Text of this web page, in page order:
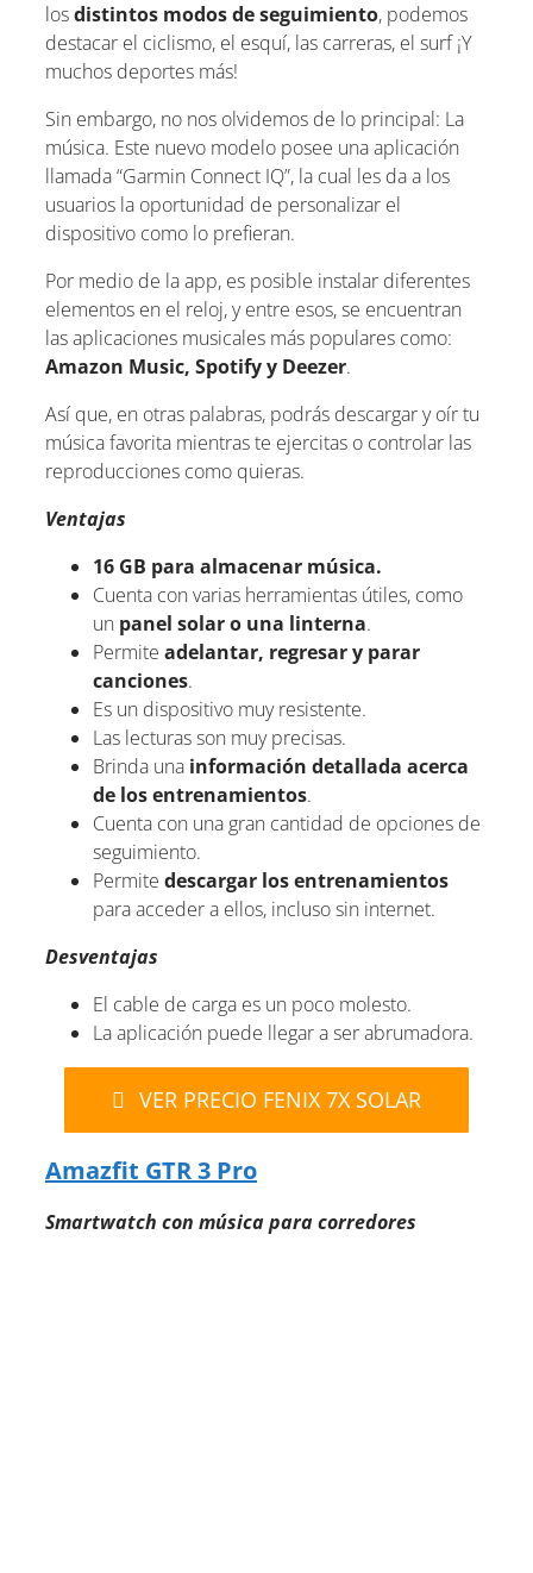
losdistintos modos de seguimiento, podemos
destacar el ciclismo, el esquí, las carreras, el surf ¡Y
muchos deportes más!
Sin embargo, no nos olvidemos de lo principal: La
música. Este nuevo modelo posee una aplicación
llamada “Garmin Connect IQ”, la cual les da a los
usuarios la oportunidad de personalizar el
dispositivo como lo prefieran.
Por medio de la app, es posible instalar diferentes
elementos en el reloj, y entre esos, se encuentran
las aplicaciones musicales más populares como:
Amazon Music, Spotify y Deezer.
Así que, en otras palabras, podrás descargar y oír tu
música favorita mientras te ejercitas o controlar las
reproducciones como quieras.
Ventajas
16 GB para almacenar música.
Cuenta con varias herramientas útiles, como
un panel solar o una linterna.
Permite adelantar, regresar y parar
canciones.
Es un dispositivo muy resistente.
Las lecturas son muy precisas.
Brinda una información detallada acerca
de los entrenamientos.
Cuenta con una gran cantidad de opciones de
seguimiento.
Permite descargar los entrenamientos
para acceder a ellos, incluso sin internet.
Desventajas
El cable de carga es un poco molesto.
La aplicación puede llegar a ser abrumadora.
VER PRECIO FENIX 7X SOLAR
Amazfit GTR 3 Pro
Smartwatch con música para corredores